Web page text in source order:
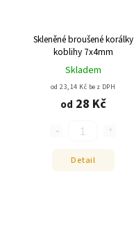
Skleněné broušené korálky
koblihy 7x4mm
Skladem
od 23,14 Kč bez DPH
od 28 Kč
Detail